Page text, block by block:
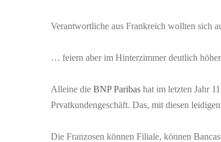
Verantwortliche aus Frankreich wollten sich
… feiern aber im Hinterzimmer deutlich
Alleine die BNP Paribas hat im letzten Jahr
Prvatkundengeschäft. Das, mit diesen
Die Franzosen können Filiale, können